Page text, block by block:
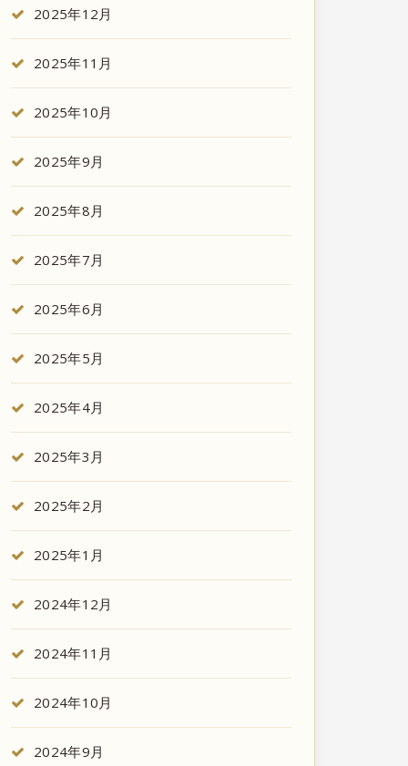
2025年12月
2025年11月
2025年10月
2025年9月
2025年8月
2025年7月
2025年6月
2025年5月
2025年4月
2025年3月
2025年2月
2025年1月
2024年12月
2024年11月
2024年10月
2024年9月